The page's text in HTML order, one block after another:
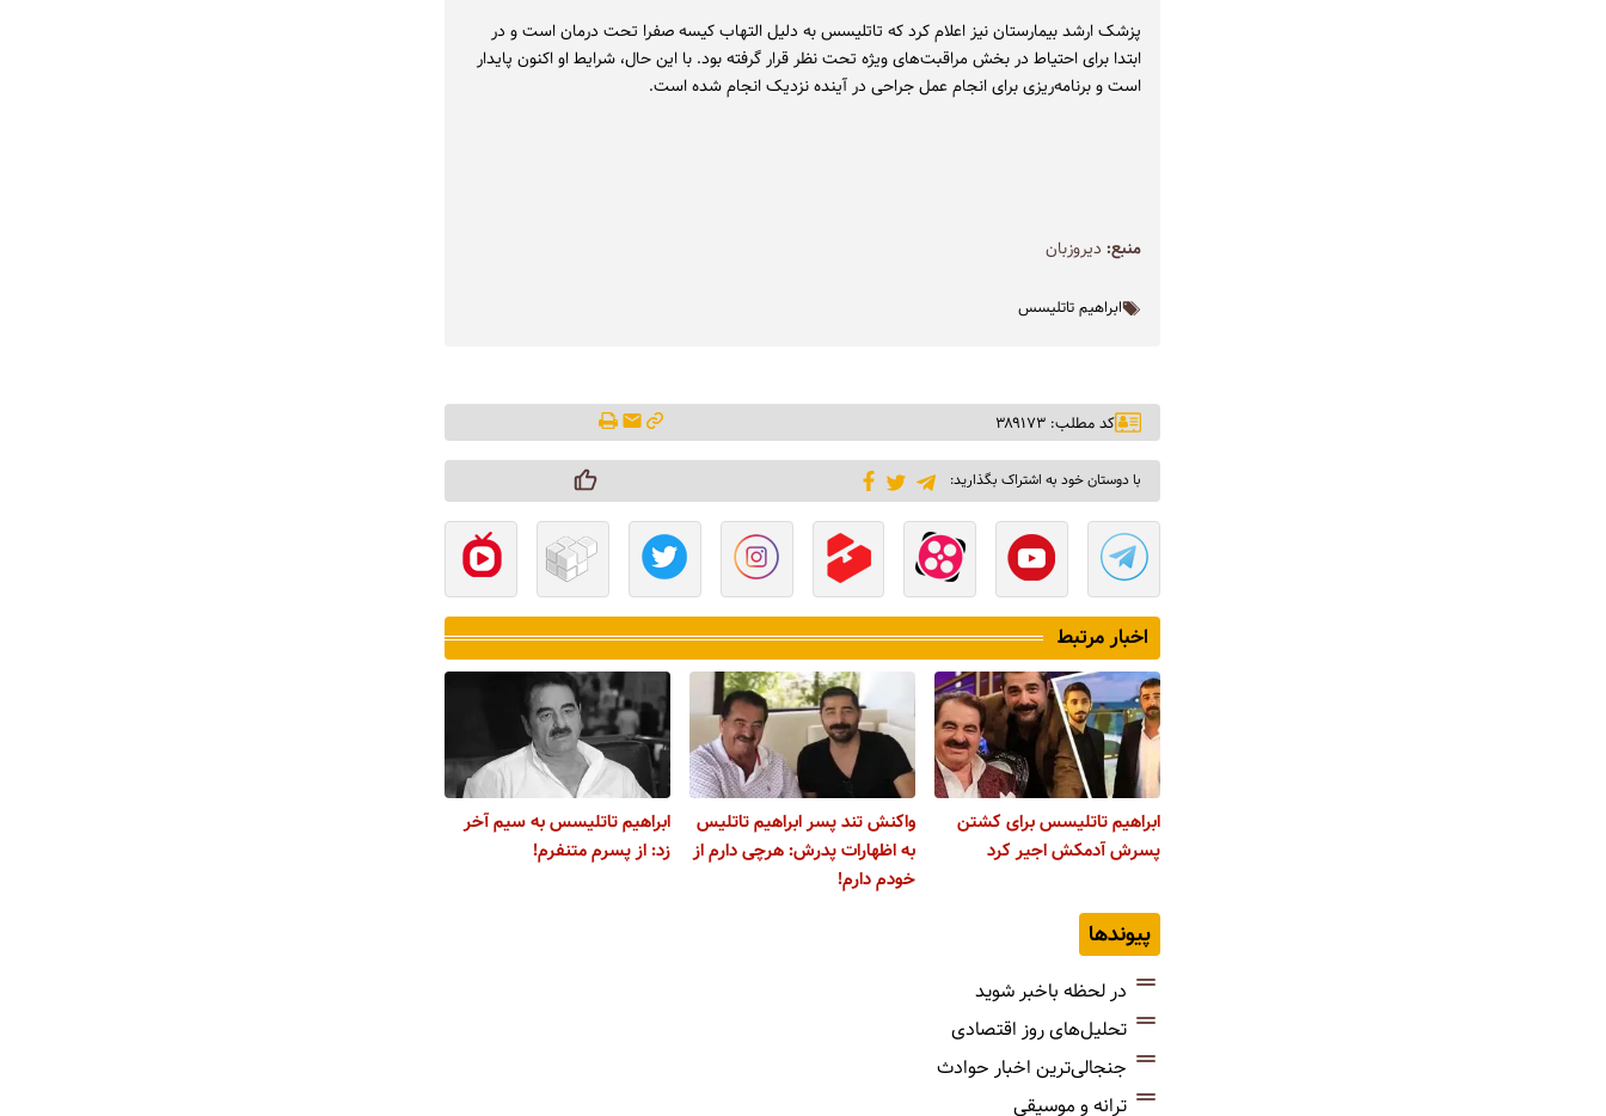
پزشک ارشد بیمارستان نیز اعلام کرد که تاتلیسس به دلیل التهاب کیسه صفرا تحت درمان است و در
ابتدا برای احتیاط در بخش مراقبت‌های ویژه تحت نظر قرار گرفته بود. با این حال، شرایط او اکنون پایدار
است و برنامه‌ریزی برای انجام عمل جراحی در آینده نزدیک انجام شده است.
منبع: دیروزبان
ابراهیم تاتلیسس
کد مطلب: ۳۸۹۱۷۳
با دوستان خود به اشتراک بگذارید:
اخبار مرتبط
ابراهیم تاتلیسس برای کشتن
پسرش آدمکش اجیر کرد
واکنش تند پسر ابراهیم تاتلیس
به اظهارات پدرش: هرچی دارم از
خودم دارم!
ابراهیم تاتلیسس به سیم آخر
زد: از پسرم متنفرم!
پیوندها
در لحظه باخبر شوید
تحلیل‌های روز اقتصادی
جنجالی‌ترین اخبار حوادث
ترانه و موسیقی